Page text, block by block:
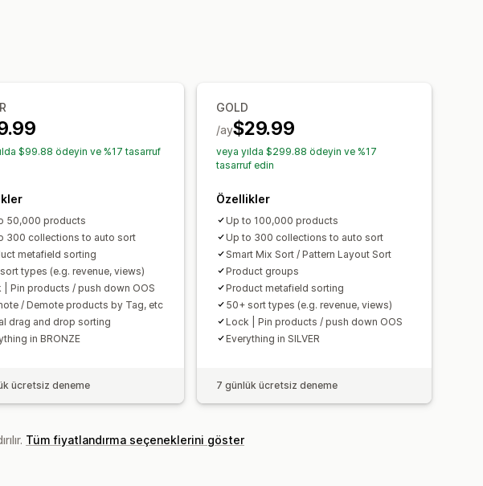
$99.88 ödeyin ve %17 tasarruf
50,000 products
300 collections to auto sort
metafield sorting
types (e.g. revenue, views)
| Pin products / push down OOS
/ Demote products by Tag, etc
drag and drop sorting
in BRONZE
ücretsiz deneme
GOLD
$29.99
/ay
veya yılda $299.88 ödeyin ve %17
tasarruf edin
Özellikler
Up to 100,000 products
Up to 300 collections to auto sort
Smart Mix Sort / Pattern Layout Sort
Product groups
Product metafield sorting
50+ sort types (e.g. revenue, views)
Lock | Pin products / push down OOS
Everything in SILVER
7 günlük ücretsiz deneme
Tüm fiyatlandırma seçeneklerini göster